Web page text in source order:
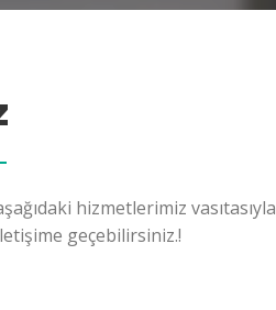
hizmetlerimiz vasıtasıyla
geçebilirsiniz.!